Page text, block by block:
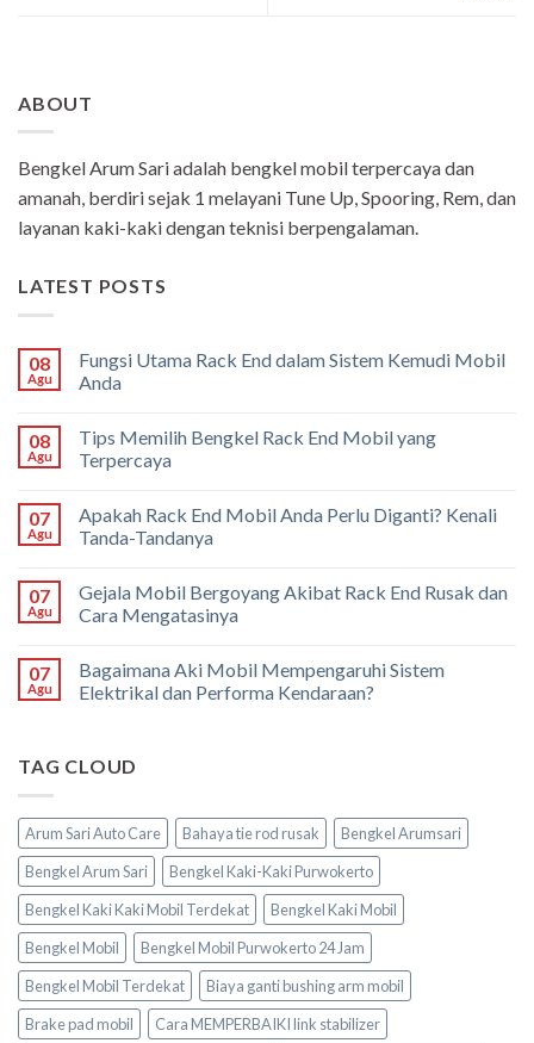
ABOUT
Bengkel Arum Sari adalah bengkel mobil terpercaya dan
amanah, berdiri sejak 1 melayani Tune Up, Spooring, Rem, dan
layanan kaki-kaki dengan teknisi berpengalaman.
LATEST POSTS
08
Agu
Fungsi Utama Rack End dalam Sistem Kemudi Mobil
Anda
08
Agu
Tips Memilih Bengkel Rack End Mobil yang
Terpercaya
07
Agu
Apakah Rack End Mobil Anda Perlu Diganti? Kenali
Tanda-Tandanya
07
Agu
Gejala Mobil Bergoyang Akibat Rack End Rusak dan
Cara Mengatasinya
07
Agu
Bagaimana Aki Mobil Mempengaruhi Sistem
Elektrikal dan Performa Kendaraan?
TAG CLOUD
Arum Sari Auto Care Bahaya tie rod rusak
Bengkel Arumsari
Bengkel Arum Sari
Bengkel Kaki-Kaki Purwokerto
Bengkel Kaki Kaki Mobil Terdekat
Bengkel Kaki Mobil
Bengkel Mobil
Bengkel Mobil Purwokerto 24 Jam
Bengkel Mobil Terdekat
Biaya ganti bushing arm mobil
Brake pad mobil
Cara MEMPERBAIKI link stabilizer